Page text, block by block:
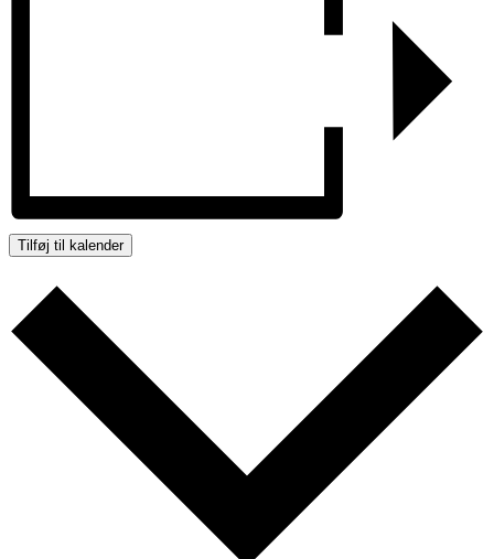
Tilføj til kalender